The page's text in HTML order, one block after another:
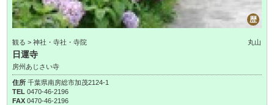
歴
観る > 神社・寺社・寺院 丸山
日運寺
房州あじさい寺
住所千葉県南房総市加茂2124-1
TEL0470-46-2196
FAX0470-46-2196